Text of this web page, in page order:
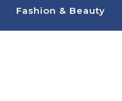
Fashion & Beauty